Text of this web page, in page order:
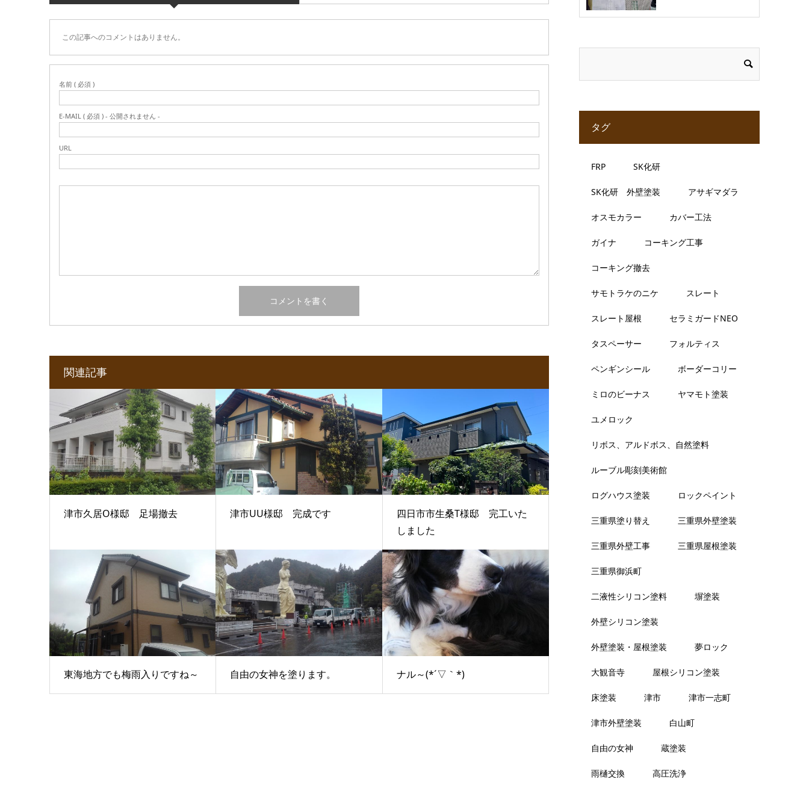
この記事へのコメントはありません。
名前 ( 必須 )
E-MAIL ( 必須 ) - 公開されません -
URL
関連記事
津市久居O様邸 足場撤去 津市UU様邸 完成です
四日市市生桑T様邸 完工いた
しました
東海地方でも梅雨入りですね～ 自由の女神を塗ります。 ナル～(*´▽｀*)
タグ
FRP SK化研
SK化研 外壁塗装 アサギマダラ
オスモカラー カバー工法
ガイナ コーキング工事
コーキング撤去
サモトラケのニケ スレート
スレート屋根 セラミガードNEO
タスペーサー フォルティス
ペンギンシール ボーダーコリー
ミロのビーナス ヤマモト塗装
ユメロック
リボス、アルドボス、自然塗料
ルーブル彫刻美術館
ログハウス塗装 ロックペイント
三重県塗り替え 三重県外壁塗装
三重県外壁工事 三重県屋根塗装
三重県御浜町
二液性シリコン塗料 塀塗装
外壁シリコン塗装
外壁塗装・屋根塗装 夢ロック
大観音寺 屋根シリコン塗装
床塗装 津市 津市一志町
津市外壁塗装 白山町
自由の女神 蔵塗装
雨樋交換 高圧洗浄